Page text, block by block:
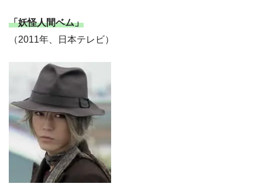
「妖怪人間ベム」
（2011年、日本テレビ）